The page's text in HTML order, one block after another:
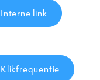
Interne link
Klikfrequentie